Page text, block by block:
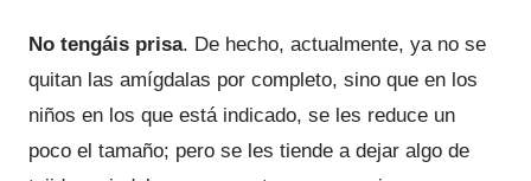
No tengáis prisa. De hecho, actualmente, ya no se
quitan las amígdalas por completo, sino que en los
niños en los que está indicado, se les reduce un
poco el tamaño; pero se les tiende a dejar algo de